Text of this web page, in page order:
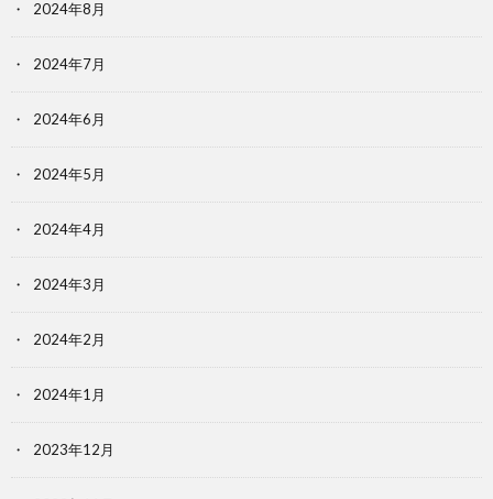
2024年8月
2024年7月
2024年6月
2024年5月
2024年4月
2024年3月
2024年2月
2024年1月
2023年12月